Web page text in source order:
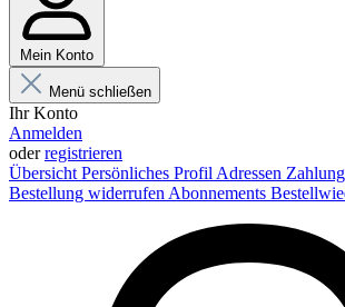
Mein Konto
Menü schließen
Ihr Konto
Anmelden
oderregistrieren
Übersicht Persönliches Profil Adressen
Bestellung widerrufen Abonnements